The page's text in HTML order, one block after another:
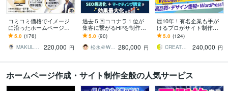
コミコミ価格でイメージ
に沿ったホームページ作
ります パソコン操作が苦
手な方でも維持管理がで
きるような動画解説付き
5.0 (176)
MAKUL（メイクル）
220,000 円
過去５回ココナラ１位が
集客に繋がるHPを制作し
ます クチコミに自信あ
り！初心者大歓迎！リニ
ューアル得意♪
5.0 (90)
松永＠WordPress専門クリエイター 280,000 円
歴10年！有名企業も手が
けるプロがサイト制作し
ます 初心者でも安心★ヒ
アリング重視・要望に沿
って柔軟に対応可能
5.0 (124)
CREATORSZERO
240,000 円
ホームページ作成・サイト制作全般の人気サービス